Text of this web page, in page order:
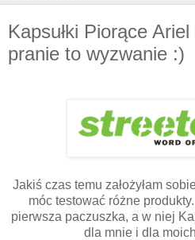
Kapsułki Piorące
pranie to wyzwanie :)
Jakiś czas temu założyłam
móc testować różne
pierwsza paczuszka, a w niej
dla mnie i dla